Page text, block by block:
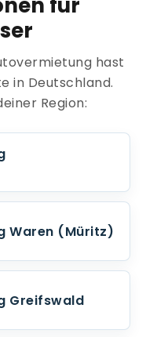
für
hast
in Deutschland.
Region:
Waren (Müritz)
Greifswald